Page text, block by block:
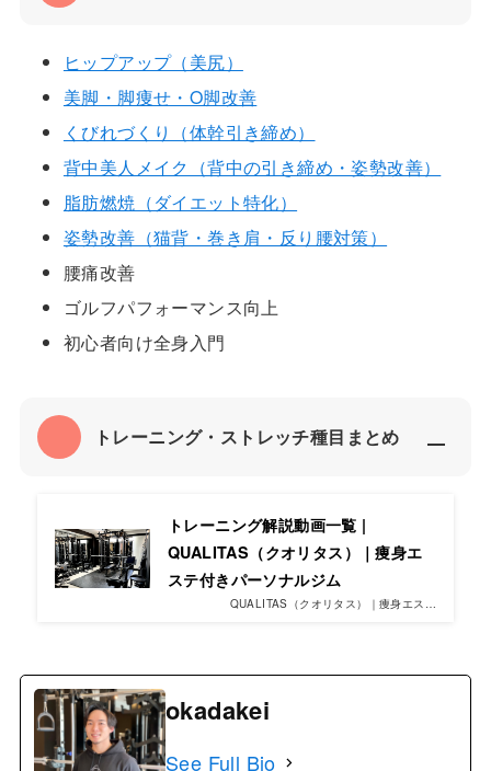
ヒップアップ（美尻）
美脚・脚痩せ・O脚改善
くびれづくり（体幹引き締め）
背中美人メイク（背中の引き締め・姿勢改善）
脂肪燃焼（ダイエット特化）
姿勢改善（猫背・巻き肩・反り腰対策）
腰痛改善
ゴルフパフォーマンス向上
初心者向け全身入門
トレーニング・ストレッチ種目まとめ
トレーニング解説動画一覧 |
QUALITAS（クオリタス）｜痩身エ
ステ付きパーソナルジム
QUALITAS（クオリタス）｜痩身エス…
okadakei
See Full Bio